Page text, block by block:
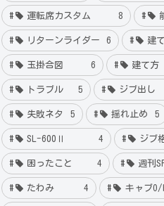
運転席カスタム 8
リターンライダー 6 建
玉掛合図 6 建て方
トラブル 5 ジブ出し
失敗ネタ 5 揺れ止め 5
SL-600Ⅱ 4 ジブ
困ったこと 4 週刊
たわみ 4 キャブO/